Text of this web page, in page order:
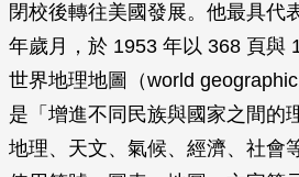
閉校後轉往美國發展。他最具代
年歲月，於 1953 年以 368 頁與
世界地理地圖（world
是「增進不同民族與國家之間的
地理、天文、氣候、經濟、社會